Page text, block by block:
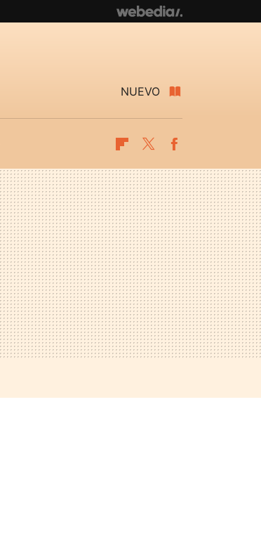
NUEVO
Flipboard
Twitter